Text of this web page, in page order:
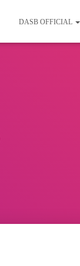
DASB OFFICIAL